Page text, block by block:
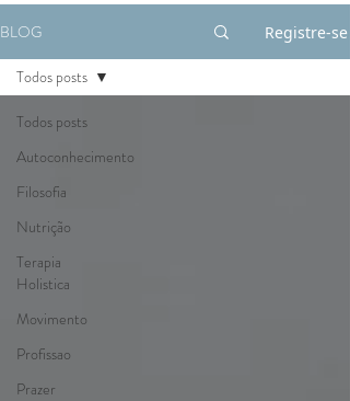
BLOG Registre-se
Todos posts
Autoconhecimento
Filosofia
Nutrição
Terapia
Holistica
Movimento
Profissao
Prazer
Todos posts